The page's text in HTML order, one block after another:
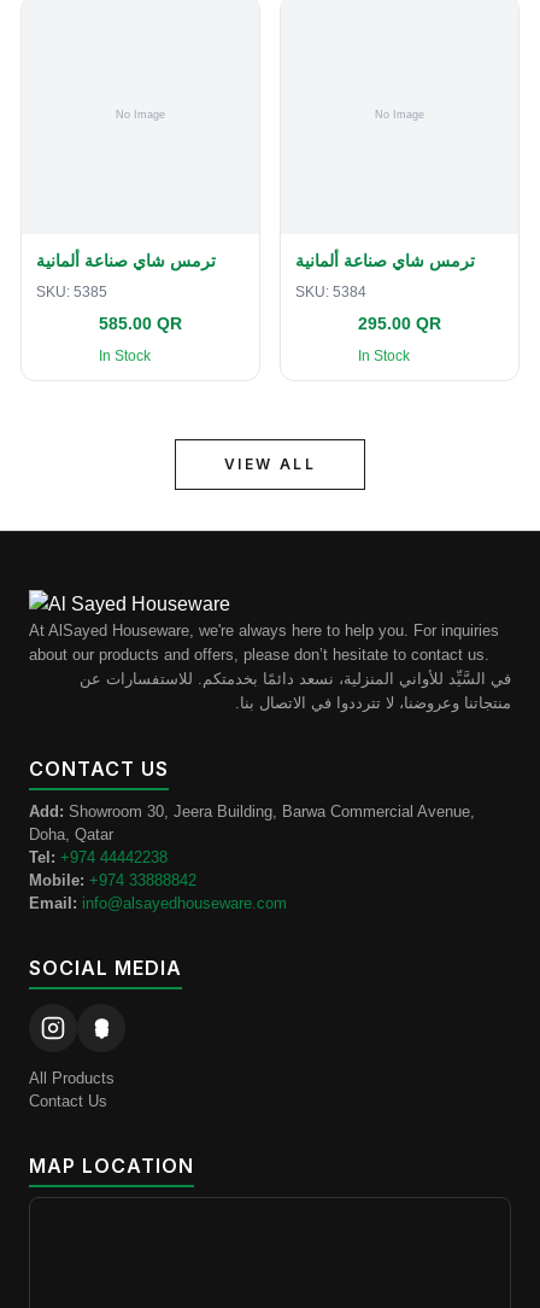
ترمس شاي صناعة ألمانية
SKU: 5385
585.00 QR
In Stock
ترمس شاي صناعة ألمانية
SKU: 5384
295.00 QR
In Stock
VIEW ALL
At AlSayed Houseware, we're always here to help you. For inquiries
about our products and offers, please don’t hesitate to contact us.
في السَّيِّد للأواني المنزلية، نسعد دائمًا بخدمتكم. للاستفسارات عن
منتجاتنا وعروضنا، لا تترددوا في الاتصال بنا.
CONTACT US
Add: Showroom 30, Jeera Building, Barwa Commercial Avenue,
Doha, Qatar
Tel: +974 44442238
Mobile: +974 33888842
Email: info@alsayedhouseware.com
SOCIAL MEDIA
All Products
Contact Us
MAP LOCATION